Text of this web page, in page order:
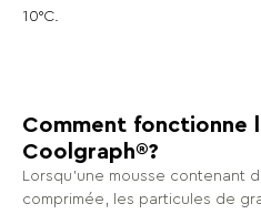
10°C.
Comment fonctionne
Coolgraph®?
Lorsqu'une mousse contenant
comprimée, les particules de